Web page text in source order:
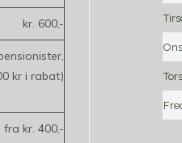
kr. 600,-
kr i rabat)
fra kr. 400,-